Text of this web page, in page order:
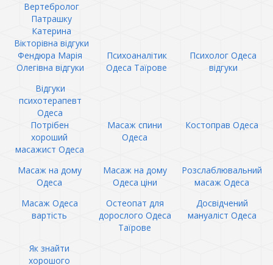
Вертебролог
Патрашку
Катерина
Вікторівна відгуки
Фендюра Марія
Олегівна відгуки
Психоаналітик
Одеса Таїрове
Психолог Одеса
відгуки
Відгуки
психотерапевт
Одеса
Потрібен
хороший
масажист Одеса
Масаж спини
Одеса
Костоправ Одеса
Масаж на дому
Одеса
Масаж на дому
Одеса ціни
Розслаблювальний
масаж Одеса
Масаж Одеса
вартість
Остеопат для
дорослого Одеса
Таїрове
Досвідчений
мануаліст Одеса
Як знайти
хорошого